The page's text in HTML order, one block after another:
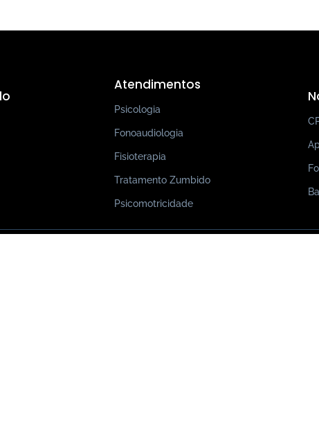
Atendimentos
Psicologia
Fonoaudiologia
Fisioterapia
Tratamento Zumbido
Psicomotricidade